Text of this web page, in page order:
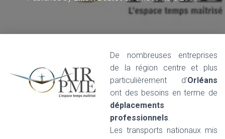
De nombreuses entreprises
de la région centre et plus
particulièrement d’Orléans
ont des besoins en terme de
déplacements
professionnels.
Les transports nationaux mis